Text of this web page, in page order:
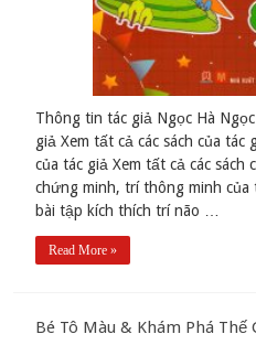
Thông tin tác giả Ngọc Hà
giả Xem tất cả các sách của
của tác giả Xem tất cả các sách
chứng minh, trí thông minh
bài tập kích thích trí não …
Read More »
Bé Tô Màu & Khám Phá Thế